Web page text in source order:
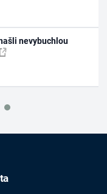
nevybuchlou